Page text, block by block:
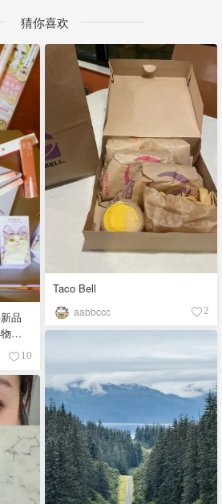
猜你喜欢
品
｜
10
Taco Bell
aabbccc 2